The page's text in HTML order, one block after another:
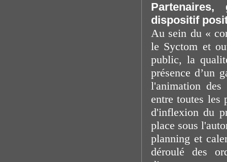
dispositif
Au sein du «
le Syctom et
public, la
présence d’un
l'animation
entre toutes les
d'inflexion du
place sous
planning et
déroulé des